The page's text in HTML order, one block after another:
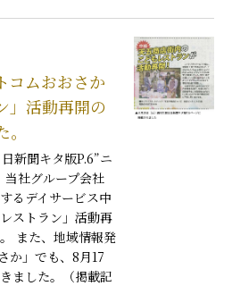
コムおおさか
」活動再開の
新聞キタ版P.6”ニ
当社グループ会社
るデイサービス中
ストラン」活動再
また、地域情報発
か」でも、8月17
ました。（掲載記